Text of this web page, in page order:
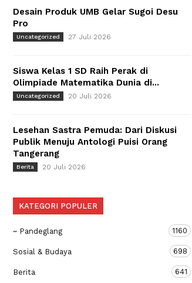
Desain Produk UMB Gelar Sugoi Desu
Pro
Uncategorized 27 Juli 2026
Siswa Kelas 1 SD Raih Perak di
Olimpiade Matematika Dunia di...
Uncategorized 20 Juli 2026
Lesehan Sastra Pemuda: Dari Diskusi
Publik Menuju Antologi Puisi Orang
Tangerang
Berita 20 Juli 2026
KATEGORI POPULER
~ Pandeglang 1160
Sosial & Budaya 698
Berita 641